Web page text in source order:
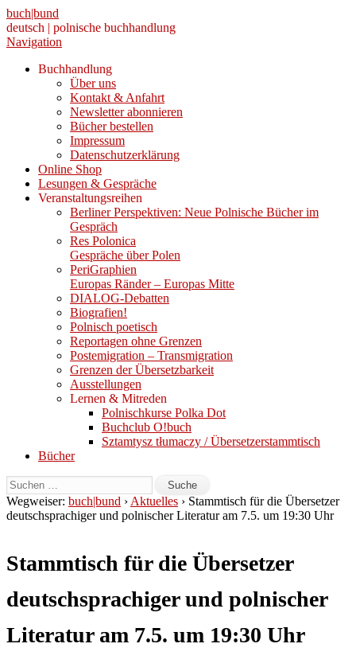
buch|bund
deutsch | polnische buchhandlung
Navigation
Buchhandlung
Über uns
Kontakt & Anfahrt
Newsletter abonnieren
Bücher bestellen
Impressum
Datenschutzerklärung
Online Shop
Lesungen & Gespräche
Veranstaltungsreihen
Berliner Perspektiven: Neue Polnische Bücher im
Gespräch
Res Polonica
Gespräche über Polen
PeriGraphien
Europas Ränder – Europas Mitte
DIALOG-Debatten
Biografien!
Polnisch poetisch
Reportagen ohne Grenzen
Postemigration – Transmigration
Grenzen der Übersetzbarkeit
Ausstellungen
Lernen & Mitreden
Polnischkurse Polka Dot
Buchclub O!buch
Sztamtysz tłumaczy / Übersetzerstammtisch
Bücher
Wegweiser: buch|bund › Aktuelles › Stammtisch für die Übersetzer
deutschsprachiger und polnischer Literatur am 7.5. um 19:30 Uhr
Stammtisch für die Übersetzer
deutschsprachiger und polnischer
Literatur am 7.5. um 19:30 Uhr